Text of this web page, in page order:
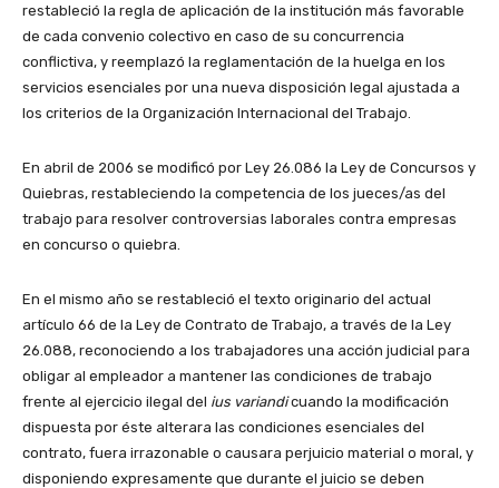
restableció la regla de aplicación de la institución más favorable
de cada convenio colectivo en caso de su concurrencia
conflictiva, y reemplazó la reglamentación de la huelga en los
servicios esenciales por una nueva disposición legal ajustada a
los criterios de la Organización Internacional del Trabajo.
En abril de 2006 se modificó por Ley 26.086 la Ley de Concursos y
Quiebras, restableciendo la competencia de los jueces/as del
trabajo para resolver controversias laborales contra empresas
en concurso o quiebra.
En el mismo año se restableció el texto originario del actual
artículo 66 de la Ley de Contrato de Trabajo, a través de la Ley
26.088, reconociendo a los trabajadores una acción judicial para
obligar al empleador a mantener las condiciones de trabajo
frente al ejercicio ilegal del ius variandicuando la modificación
dispuesta por éste alterara las condiciones esenciales del
contrato, fuera irrazonable o causara perjuicio material o moral, y
disponiendo expresamente que durante el juicio se deben